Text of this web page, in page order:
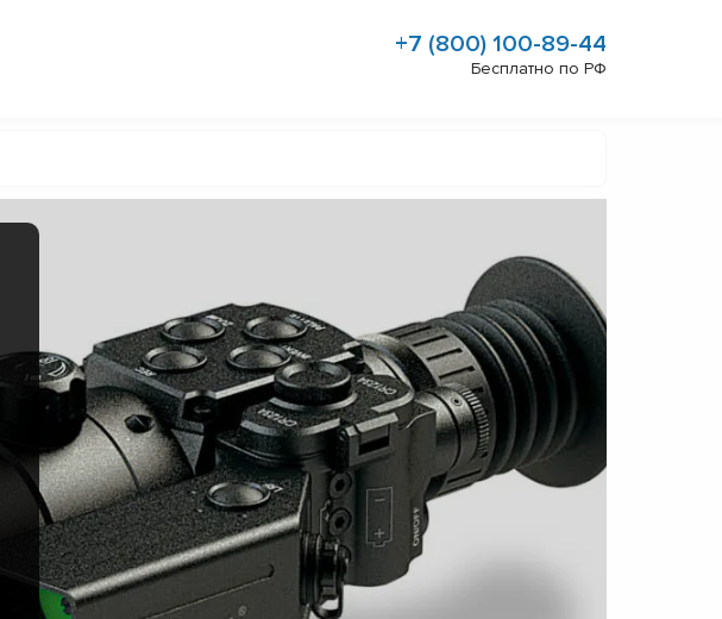
+7 (800) 100-89-44
Бесплатно по РФ